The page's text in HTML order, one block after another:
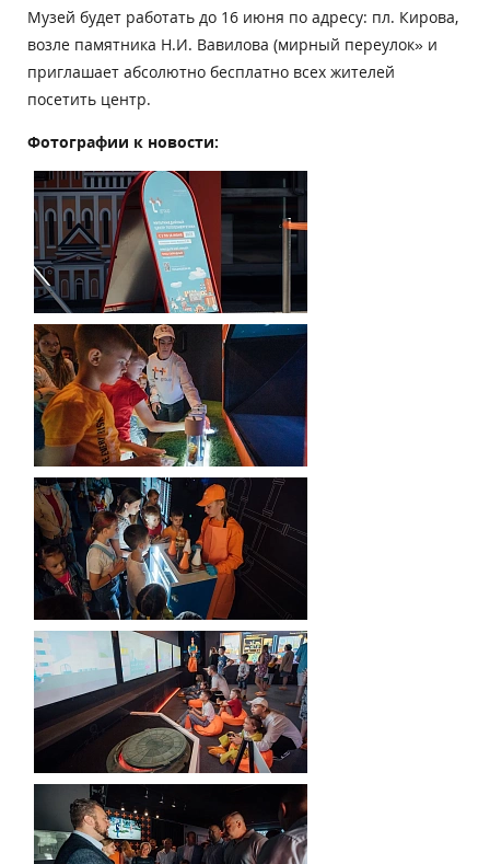
Музей будет работать до 16 июня по адресу: пл. Кирова,
возле памятника Н.И. Вавилова (мирный переулок» и
приглашает абсолютно бесплатно всех жителей
посетить центр.
Фотографии к новости: